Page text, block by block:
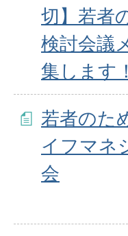
切】若者
検討会議
集します！
若者のた
イフマネ
会